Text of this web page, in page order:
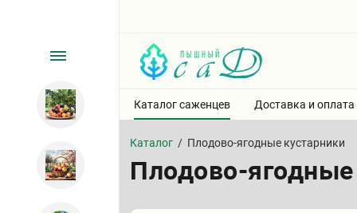
Каталог саженцев Доставка и оплата
Каталог / Плодово-ягодные кустарники
Плодово-ягодные